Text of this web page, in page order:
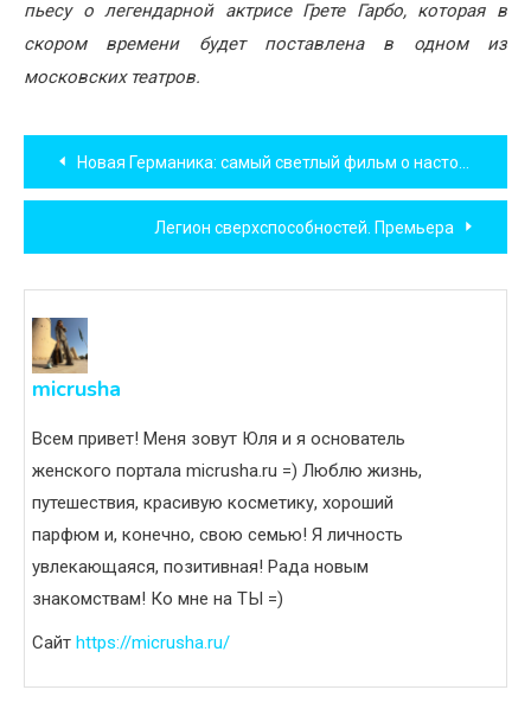
пьесу о легендарной актрисе Грете Гарбо, которая в
скором времени будет поставлена в одном из
московских театров.
Навигация
по
записям
Новая Германика: самый светлый фильм о настоящей любви
Легион сверхспособностей. Премьера
micrusha
Всем привет! Меня зовут Юля и я основатель
женского портала micrusha.ru =) Люблю жизнь,
путешествия, красивую косметику, хороший
парфюм и, конечно, свою семью! Я личность
увлекающаяся, позитивная! Рада новым
знакомствам! Ко мне на ТЫ =)
Сайт https://micrusha.ru/